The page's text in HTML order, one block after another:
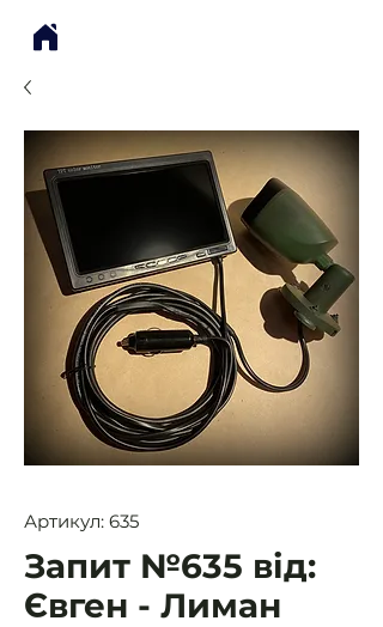
Артикул: 635
Запит №635 від:
Євген - Лиман